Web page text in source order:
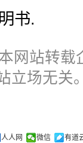
书.
网站转载
立场无关
人人网 微信 有道